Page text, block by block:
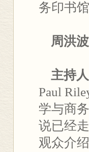
务印书
周洪波
主持人
Paul
学与商
说已经
观众介